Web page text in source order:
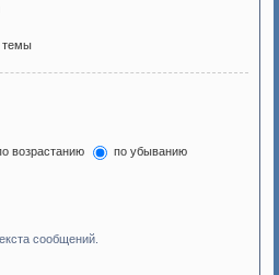
темы
возрастанию
по убыванию
сообщений.